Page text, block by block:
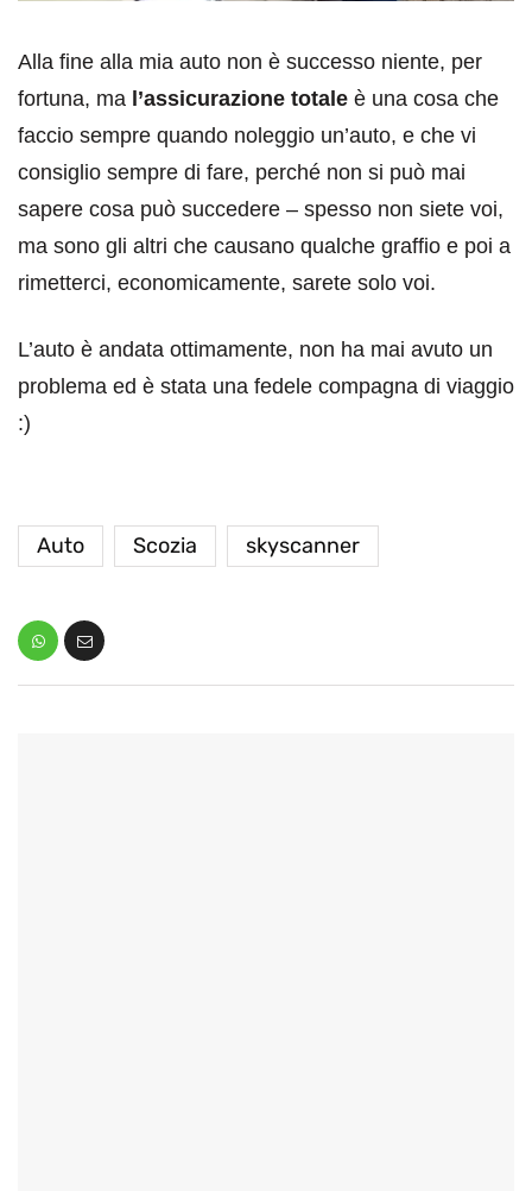
Alla fine alla mia auto non è successo niente, per
fortuna, ma l’assicurazione totale è una cosa che
faccio sempre quando noleggio un’auto, e che vi
consiglio sempre di fare, perché non si può mai
sapere cosa può succedere – spesso non siete voi,
ma sono gli altri che causano qualche graffio e poi a
rimetterci, economicamente, sarete solo voi.
L’auto è andata ottimamente, non ha mai avuto un
problema ed è stata una fedele compagna di viaggio
:)
Auto Scozia skyscanner